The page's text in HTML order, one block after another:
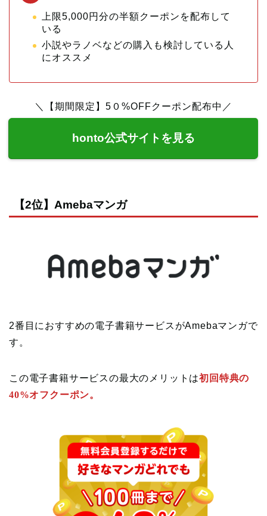
上限5,000円分の半額クーポンを配布して
いる
小説やラノベなどの購入も検討している人
にオススメ
＼【期間限定】5０%OFFクーポン配布中／
honto公式サイトを見る
【2位】Amebaマンガ
2番目におすすめの電子書籍サービスがAmebaマンガで
す。
この電子書籍サービスの最大のメリットは初回特典の
40%オフクーポン。